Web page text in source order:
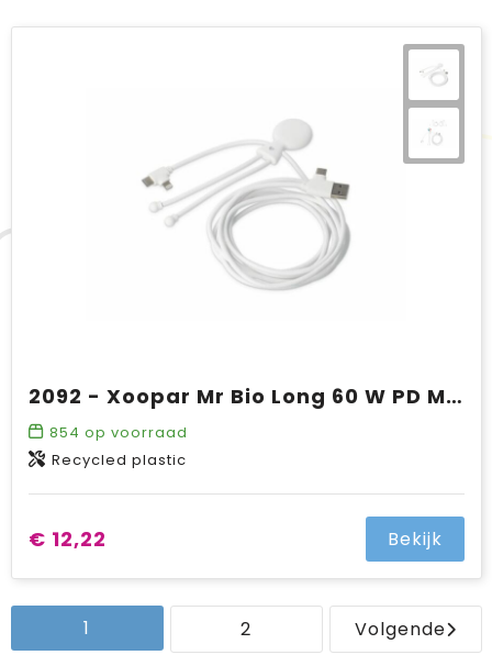
2092 - Xoopar Mr Bio Long 60 W PD Multi Oplaadkabel 2 Meter
854 op voorraad
Recycled plastic
€ 12,22 Bekijk
1 2 Volgende